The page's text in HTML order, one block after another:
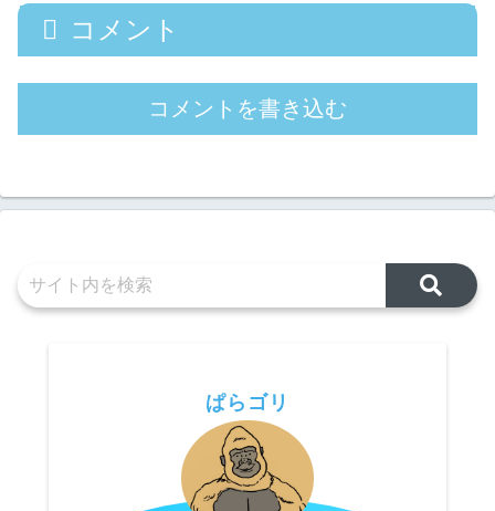
コメント
コメントを書き込む
ぱらゴリ